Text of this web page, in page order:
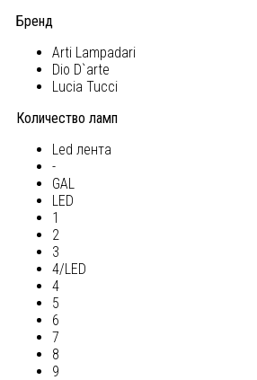
Бренд
Arti Lampadari
Dio D`arte
Lucia Tucci
Количество ламп
Led лента
-
GAL
LED
1
2
3
4/LED
4
5
6
7
8
9